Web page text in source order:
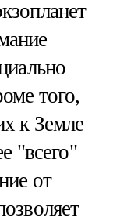
того,
к Земле
"всего"
от